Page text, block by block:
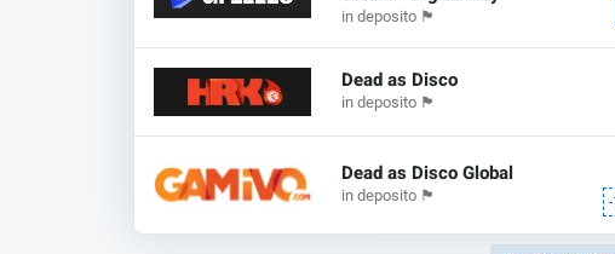
in deposito 🏴
Dead as Disco
in deposito 🏴
Dead as Disco Global
in deposito 🏴